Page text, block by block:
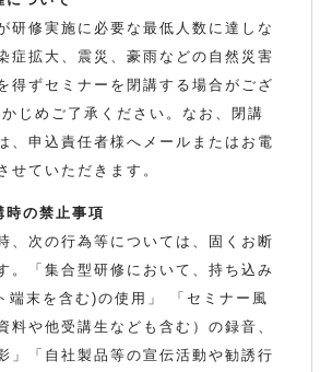
研修実施に必要な最低人数に達しな
症拡大、震災、豪雨などの自然災害
得ずセミナーを閉講する場合がござ
じめご了承ください。なお、閉講
、申込責任者様へメールまたはお電
せていただきます。
時の禁止事項
、次の行為等については、固くお断
。「集合型研修において、持ち込み
端末を含む)の使用」 「セミナー風
料や他受講生なども含む）の録音、
」「自社製品等の宣伝活動や勧誘行